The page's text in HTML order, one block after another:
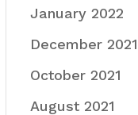
January 2022
December 2021
October 2021
August 2021